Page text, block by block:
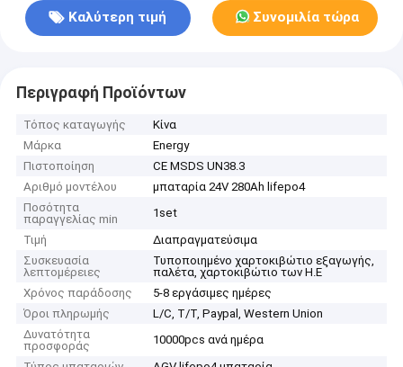
Καλύτερη τιμή Συνομιλία τώρα
Περιγραφή Προϊόντων
Τόπος καταγωγής
Κίνα
Μάρκα
Energy
Πιστοποίηση
CE MSDS UN38.3
Αριθμό μοντέλου
μπαταρία 24V 280Ah lifepo4
Ποσότητα
παραγγελίας min
1set
Τιμή
Διαπραγματεύσιμα
Συσκευασία
λεπτομέρειες
Τυποποιημένο χαρτοκιβώτιο εξαγωγής,
παλέτα, χαρτοκιβώτιο των Η.Ε
Χρόνος παράδοσης
5-8 εργάσιμες ημέρες
Όροι πληρωμής
L/C, T/T, Paypal, Western Union
Δυνατότητα
προσφοράς
10000pcs ανά ημέρα